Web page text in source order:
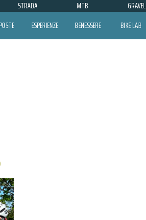
STRADA MTB GRAVEL
ESPERIENZE BENESSERE BIKE LAB